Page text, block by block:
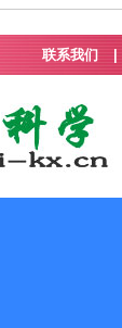
联系我们